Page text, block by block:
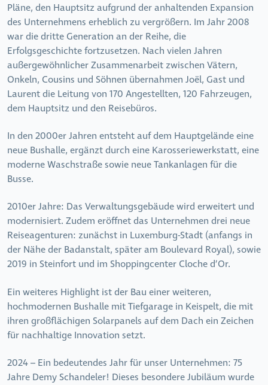
Pläne, den Hauptsitz aufgrund der anhaltenden Expansion
des Unternehmens erheblich zu vergrößern. Im Jahr 2008
war die dritte Generation an der Reihe, die
Erfolgsgeschichte fortzusetzen. Nach vielen Jahren
außergewöhnlicher Zusammenarbeit zwischen Vätern,
Onkeln, Cousins und Söhnen übernahmen Joël, Gast und
Laurent die Leitung von 170 Angestellten, 120 Fahrzeugen,
dem Hauptsitz und den Reisebüros.
In den 2000er Jahren entsteht auf dem Hauptgelände eine
neue Bushalle, ergänzt durch eine Karosseriewerkstatt, eine
moderne Waschstraße sowie neue Tankanlagen für die
Busse.
2010er Jahre: Das Verwaltungsgebäude wird erweitert und
modernisiert. Zudem eröffnet das Unternehmen drei neue
Reiseagenturen: zunächst in Luxemburg-Stadt (anfangs in
der Nähe der Badanstalt, später am Boulevard Royal), sowie
2019 in Steinfort und im Shoppingcenter Cloche d’Or.
Ein weiteres Highlight ist der Bau einer weiteren,
hochmodernen Bushalle mit Tiefgarage in Keispelt, die mit
ihren großflächigen Solarpanels auf dem Dach ein Zeichen
für nachhaltige Innovation setzt.
2024 – Ein bedeutendes Jahr für unser Unternehmen: 75
Jahre Demy Schandeler! Dieses besondere Jubiläum wurde